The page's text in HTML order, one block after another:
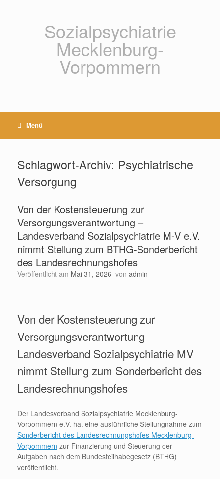
Sozialpsychiatrie
Mecklenburg-
Vorpommern
Menü
Schlagwort-Archiv: Psychiatrische
Versorgung
Von der Kostensteuerung zur
Versorgungsverantwortung –
Landesverband Sozialpsychiatrie M-V e.V.
nimmt Stellung zum BTHG-Sonderbericht
des Landesrechnungshofes
Veröffentlicht am Mai 31, 2026 von admin
Von der Kostensteuerung zur
Versorgungsverantwortung –
Landesverband Sozialpsychiatrie MV
nimmt Stellung zum Sonderbericht des
Landesrechnungshofes
Der Landesverband Sozialpsychiatrie Mecklenburg-
Vorpommern e.V. hat eine ausführliche Stellungnahme zum
Sonderbericht des Landesrechnungshofes Mecklenburg-
Vorpommern zur Finanzierung und Steuerung der
Aufgaben nach dem Bundesteilhabegesetz (BTHG)
veröffentlicht.